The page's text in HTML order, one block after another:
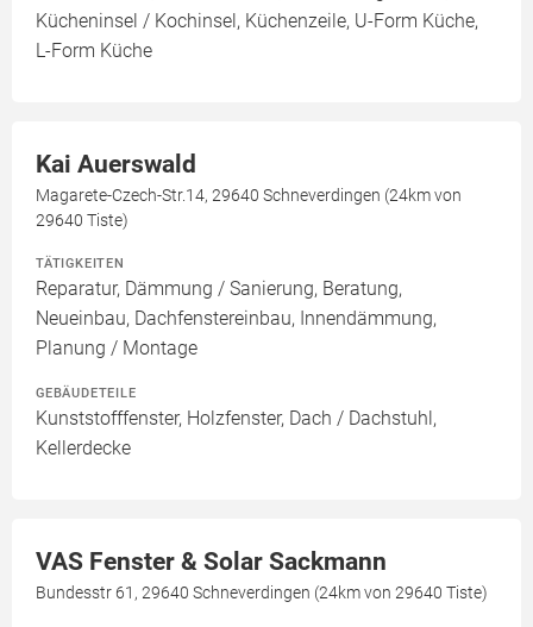
Kücheninsel / Kochinsel, Küchenzeile, U-Form Küche,
L-Form Küche
Kai Auerswald
Magarete-Czech-Str.14, 29640 Schneverdingen (24km von
29640 Tiste)
TÄTIGKEITEN
Reparatur, Dämmung / Sanierung, Beratung,
Neueinbau, Dachfenstereinbau, Innendämmung,
Planung / Montage
GEBÄUDETEILE
Kunststofffenster, Holzfenster, Dach / Dachstuhl,
Kellerdecke
VAS Fenster & Solar Sackmann
Bundesstr 61, 29640 Schneverdingen (24km von 29640 Tiste)